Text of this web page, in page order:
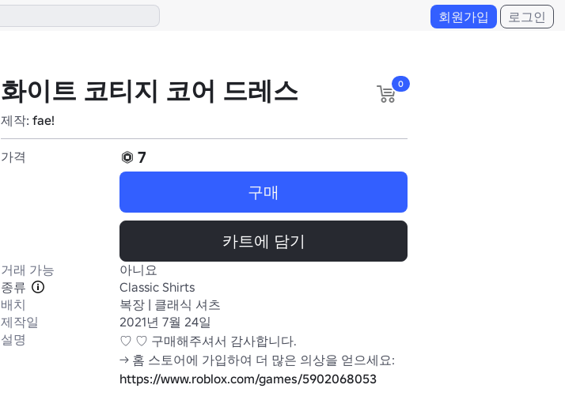
회원가입 로그인
화이트 코티지 코어 드레스
제작: fae!
0
가격
7
구매
카트에 담기
거래 가능
아니요
종류
Classic Shirts
배치
복장 | 클래식 셔츠
제작일
2021년 7월 24일
설명
♡ ♡ 구매해주셔서 감사합니다.
https://www.roblox.com/games/5902068053